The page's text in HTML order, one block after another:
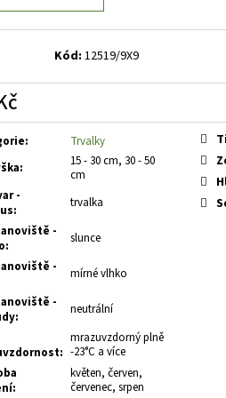
Kód: 12519/9X9
: Trvalky
:
15 - 30 cm, 30 - 50
cm
-
: trvalka
-
: slunce
-
mírné vlhko
-
: neutrální
:
mrazuvzdorný plně
-23°C a více
:
květen, červen,
červenec, srpen